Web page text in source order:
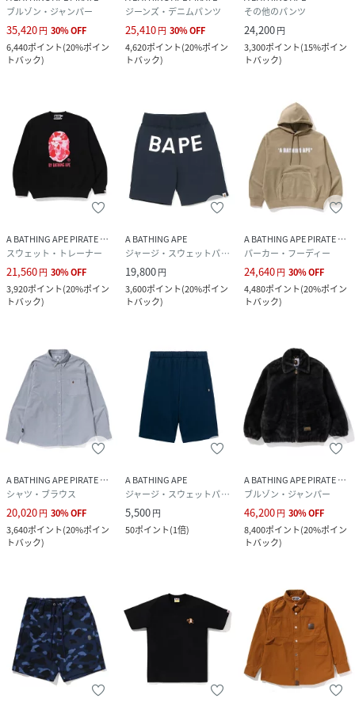
ブルゾン・ジャンパー
35,420円 30%OFF
6,440ポイント(20%ポイン
トバック)
ジーンズ・デニムパンツ
25,410円 30%OFF
4,620ポイント(20%ポイン
トバック)
その他のパンツ
24,200円
3,300ポイント(15%ポイン
トバック)
A BATHING APE PIRATE STORE
スウェット・トレーナー
21,560円 30%OFF
3,920ポイント(20%ポイン
トバック)
A BATHING APE
ジャージ・スウェットパンツ
19,800円
3,600ポイント(20%ポイン
トバック)
A BATHING APE PIRATE STORE
パーカー・フーディー
24,640円 30%OFF
4,480ポイント(20%ポイン
トバック)
A BATHING APE PIRATE STORE
シャツ・ブラウス
20,020円 30%OFF
3,640ポイント(20%ポイン
トバック)
A BATHING APE
ジャージ・スウェットパンツ
5,500円
50ポイント(1倍)
A BATHING APE PIRATE STORE
ブルゾン・ジャンパー
46,200円 30%OFF
8,400ポイント(20%ポイン
トバック)